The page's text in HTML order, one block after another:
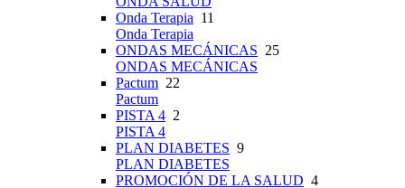
Onda Terapia 11
Onda Terapia
ONDAS MECÁNICAS 25
ONDAS MECÁNICAS
Pactum 22
Pactum
PISTA 4 2
PISTA 4
PLAN DIABETES 9
PLAN DIABETES
PROMOCIÓN DE LA SALUD 4